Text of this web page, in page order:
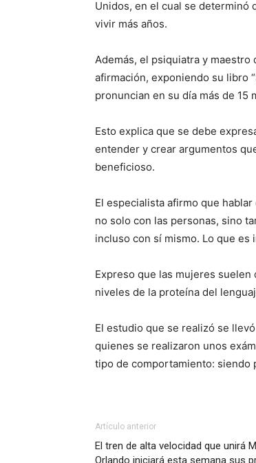
Unidos, en el cual se determinó
vivir más años.
Además, el psiquiatra y maestro
afirmación, exponiendo su libro
pronuncian en su día más de 15
Esto explica que se debe
entender y crear argumentos
beneficioso.
El especialista afirmo que
no solo con las personas, sino
incluso con sí mismo. Lo que
Expreso que las mujeres
niveles de la proteína del
El estudio que se realizó se
quienes se realizaron unos
tipo de comportamiento: siendo
Artículo anterior
El tren de alta velocidad que unirá
Orlando iniciará esta semana sus